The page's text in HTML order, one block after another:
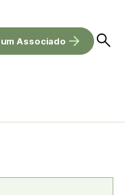
Associado